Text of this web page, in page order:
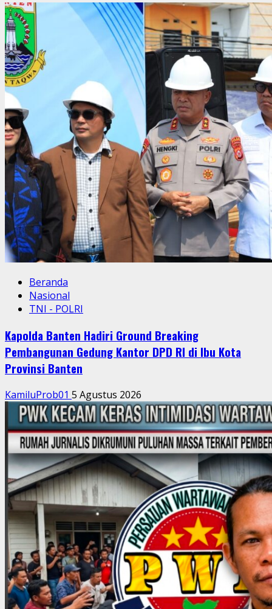
Beranda
Nasional
TNI - POLRI
Kapolda Banten Hadiri Ground Breaking
Pembangunan Gedung Kantor DPD RI di Ibu Kota
Provinsi Banten
KamiluProb01 5 Agustus 2026